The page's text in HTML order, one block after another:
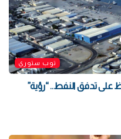
توب ستوري
على تدفق النفط.. “رؤية”